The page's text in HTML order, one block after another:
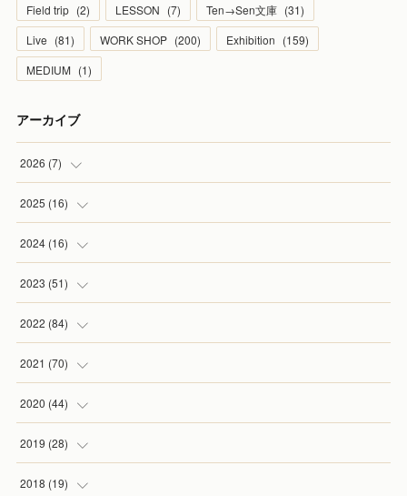
Field trip (2) LESSON (7) Ten→Sen文庫 (31)
Live (81) WORK SHOP (200) Exhibition (159)
MEDIUM (1)
アーカイブ
2026 (7)
(1
(2
(2
(1
2025 (16)
(2
(1
(2
(1
2024 (16)
(3
(2
(3
(1
2023 (51)
(1
(4
(6
(5
2022 (84)
(9
(2
(6
(11
2021 (70)
(10 )
(4
(5
2020 (44)
(5
(9
2019 (28)
(2
2018 (19)